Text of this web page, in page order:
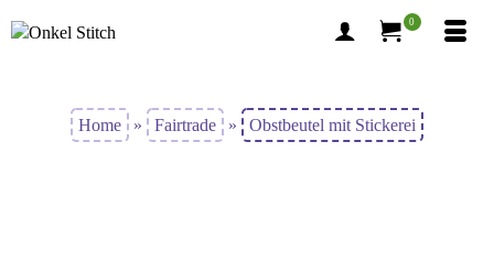
0
Home » Fairtrade » Obstbeutel mit Stickerei